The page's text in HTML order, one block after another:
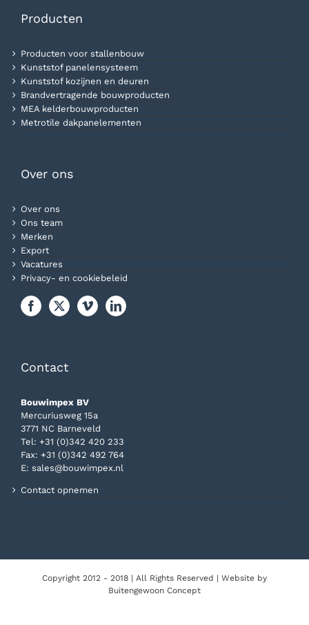
Producten
Producten voor stallenbouw
Kunststof panelensysteem
Kunststof kozijnen en deuren
Brandvertragende bouwproducten
MEA kelderbouwproducten
Metrotile dakpanelementen
Over ons
Over ons
Ons team
Merken
Export
Vacatures
Privacy- en cookiebeleid
Contact
Bouwimpex BV
Mercuriusweg 15a
3771 NC Barneveld
Tel: +31 (0)342 420 233
Fax: +31 (0)342 492 764
E: sales@bouwimpex.nl
Contact opnemen
Copyright 2012 - 2018 | All Rights Reserved | Website by
Buitengewoon Concept